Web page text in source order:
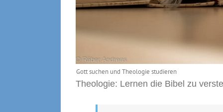
Gott suchen und Theologie studieren
Theologie: Lernen die Bibel zu